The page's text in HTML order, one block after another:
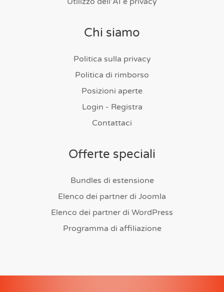
Chi siamo
Politica sulla privacy
Politica di rimborso
Posizioni aperte
Login - Registra
Contattaci
Offerte speciali
Bundles di estensione
Elenco dei partner di Joomla
Elenco dei partner di WordPress
Programma di affiliazione